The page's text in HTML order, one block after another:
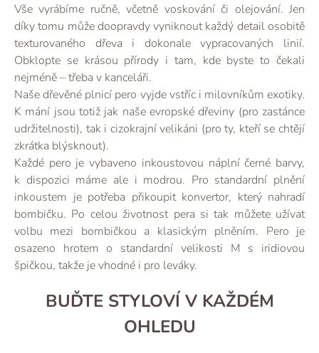
Vše vyrábíme ručně, včetně voskování či olejování. Jen
díky tomu může doopravdy vyniknout každý detail osobitě
texturovaného dřeva i dokonale vypracovaných linií.
Obklopte se krásou přírody i tam, kde byste to čekali
nejméně – třeba v kanceláři.
Naše dřevěné plnicí pero vyjde vstříc i milovníkům exotiky.
K mání jsou totiž jak naše evropské dřeviny (pro zastánce
udržitelnosti), tak i cizokrajní velikáni (pro ty, kteří se chtějí
zkrátka blýsknout).
Každé pero je vybaveno inkoustovou náplní černé barvy,
k dispozici máme ale i modrou. Pro standardní plnění
inkoustem je potřeba přikoupit konvertor, který nahradí
bombičku. Po celou životnost pera si tak můžete užívat
volbu mezi bombičkou a klasickým plněním. Pero je
osazeno hrotem o standardní velikosti M s iridiovou
špičkou, takže je vhodné i pro leváky.
BUĎTE STYLOVÍ V KAŽDÉM
OHLEDU